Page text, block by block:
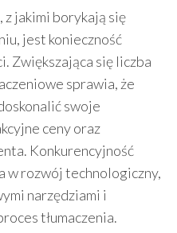
z jakimi borykają się
jest konieczność
Zwiększająca się liczba
sprawia, że
swoje
ceny oraz
Konkurencyjność
w rozwój technologiczny,
narzędziami i
tłumaczenia.